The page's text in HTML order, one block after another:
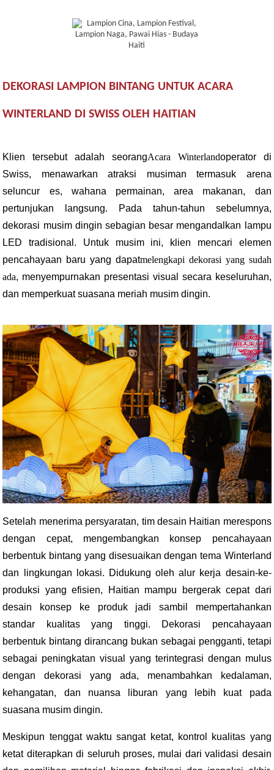
DEKORASI LAMPION BINTANG UNTUK ACARA
WINTERLAND DI SWISS OLEH HAITIAN
Klien tersebut adalah seorangAcara Winterlandoperator di
Swiss, menawarkan atraksi musiman termasuk arena
seluncur es, wahana permainan, area makanan, dan
pertunjukan langsung. Pada tahun-tahun sebelumnya,
dekorasi musim dingin sebagian besar mengandalkan lampu
LED tradisional. Untuk musim ini, klien mencari elemen
pencahayaan baru yang dapatmelengkapi dekorasi yang sudah
ada, menyempurnakan presentasi visual secara keseluruhan,
dan memperkuat suasana meriah musim dingin.
Setelah menerima persyaratan, tim desain Haitian merespons
dengan cepat, mengembangkan konsep pencahayaan
berbentuk bintang yang disesuaikan dengan tema Winterland
dan lingkungan lokasi. Didukung oleh alur kerja desain-ke-
produksi yang efisien, Haitian mampu bergerak cepat dari
desain konsep ke produk jadi sambil mempertahankan
standar kualitas yang tinggi. Dekorasi pencahayaan
berbentuk bintang dirancang bukan sebagai pengganti, tetapi
sebagai peningkatan visual yang terintegrasi dengan mulus
dengan dekorasi yang ada, menambahkan kedalaman,
kehangatan, dan nuansa liburan yang lebih kuat pada
suasana musim dingin.
Meskipun tenggat waktu sangat ketat, kontrol kualitas yang
ketat diterapkan di seluruh proses, mulai dari validasi desain